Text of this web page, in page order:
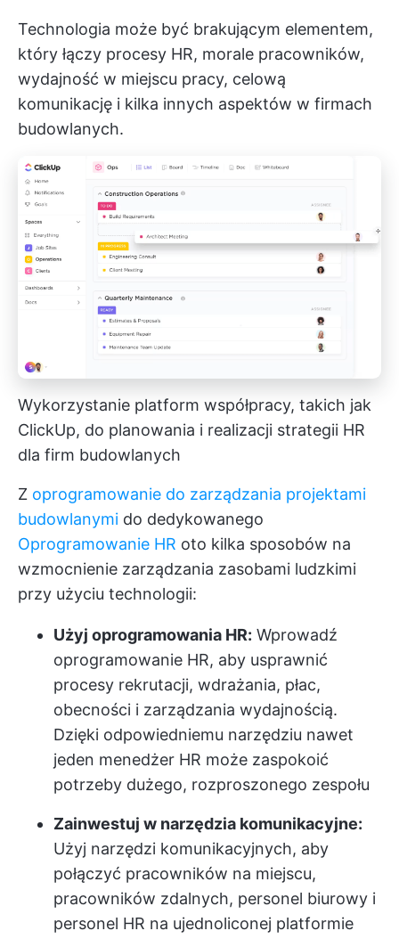
Technologia może być brakującym elementem,
który łączy procesy HR, morale pracowników,
wydajność w miejscu pracy, celową
komunikację i kilka innych aspektów w firmach
budowlanych.
Wykorzystanie platform współpracy, takich jak
ClickUp, do planowania i realizacji strategii HR
dla firm budowlanych
Z oprogramowanie do zarządzania projektami
budowlanymi do dedykowanego
Oprogramowanie HR oto kilka sposobów na
wzmocnienie zarządzania zasobami ludzkimi
przy użyciu technologii:
Użyj oprogramowania HR: Wprowadź
oprogramowanie HR, aby usprawnić
procesy rekrutacji, wdrażania, płac,
obecności i zarządzania wydajnością.
Dzięki odpowiedniemu narzędziu nawet
jeden menedżer HR może zaspokoić
potrzeby dużego, rozproszonego zespołu
Zainwestuj w narzędzia komunikacyjne:
Użyj narzędzi komunikacyjnych, aby
połączyć pracowników na miejscu,
pracowników zdalnych, personel biurowy i
personel HR na ujednoliconej platformie